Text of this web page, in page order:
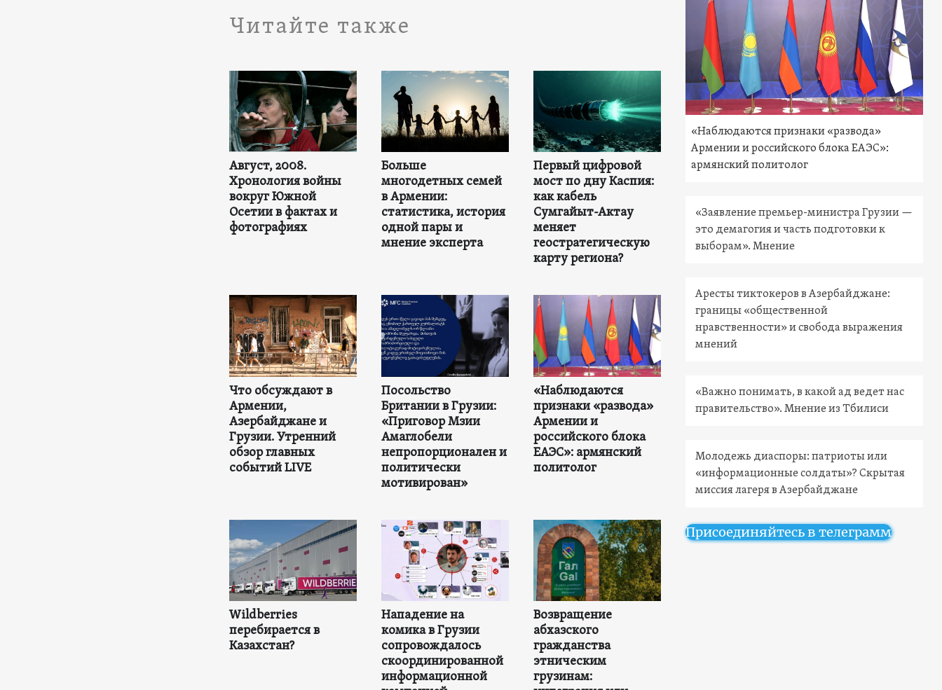
Читайте также
Август, 2008.
Хронология войны
вокруг Южной
Осетии в фактах и
фотографиях
Больше
многодетных семей
в Армении:
статистика, история
одной пары и
мнение эксперта
Первый цифровой
мост по дну Каспия:
как кабель
Сумгайыт-Актау
меняет
геостратегическую
карту региона?
Что обсуждают в
Армении,
Азербайджане и
Грузии. Утренний
обзор главных
событий LIVE
Посольство
Британии в Грузии:
«Приговор Мзии
Амаглобели
непропорционален и
политически
мотивирован»
«Наблюдаются
признаки «развода»
Армении и
российского блока
ЕАЭС»: армянский
политолог
Wildberries
перебирается в
Казахстан?
Нападение на
комика в Грузии
сопровождалось
скоординированной
информационной
Возвращение
абхазского
гражданства
этническим
грузинам:
«Наблюдаются признаки «развода»
Армении и российского блока ЕАЭС»:
армянский политолог
«Заявление премьер-министра Грузии —
это демагогия и часть подготовки к
выборам». Мнение
Аресты тиктокеров в Азербайджане:
границы «общественной
нравственности» и свобода выражения
мнений
«Важно понимать, в какой ад ведет нас
правительство». Мнение из Тбилиси
Молодежь диаспоры: патриоты или
«информационные солдаты»? Скрытая
миссия лагеря в Азербайджане
Присоединяйтесь в телеграмм